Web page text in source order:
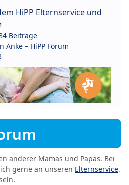
HiPP Elternservice und
Beiträge
Anke – HiPP Forum
anderer Mamas und Papas. Bei
gerne an unseren Elternservice.